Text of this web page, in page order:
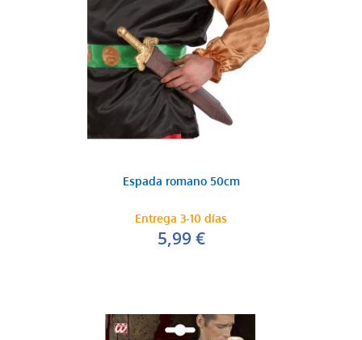
Espada romano 50cm
Entrega 3-10 días
5,99 €